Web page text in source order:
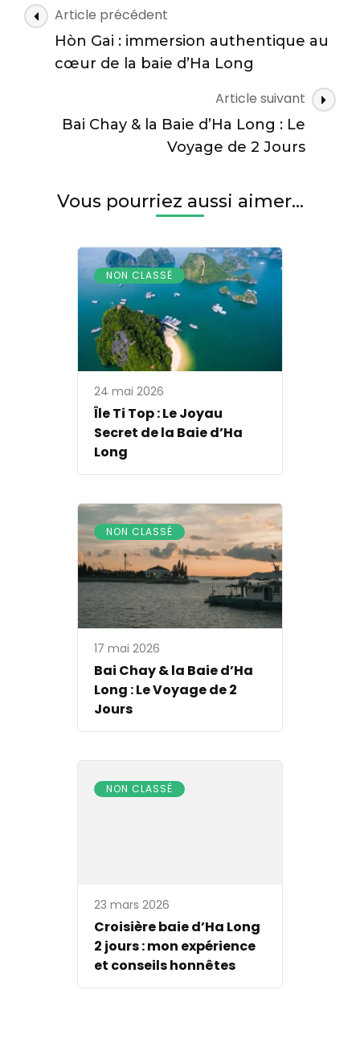
Long
ce
qu’il
faut
savoir
Navigation
des
articles
Article précédent
Hòn Gai : immersion authentique au
cœur de la baie d’Ha Long
Article suivant
Bai Chay & la Baie d’Ha Long : Le
Voyage de 2 Jours
Vous pourriez aussi aimer...
NON CLASSÉ
24 mai 2026
Île Ti Top : Le Joyau
Secret de la Baie d’Ha
Long
NON CLASSÉ
17 mai 2026
Bai Chay & la Baie d’Ha
Long : Le Voyage de 2
Jours
NON CLASSÉ
23 mars 2026
Croisière baie d’Ha Long
2 jours : mon expérience
et conseils honnêtes